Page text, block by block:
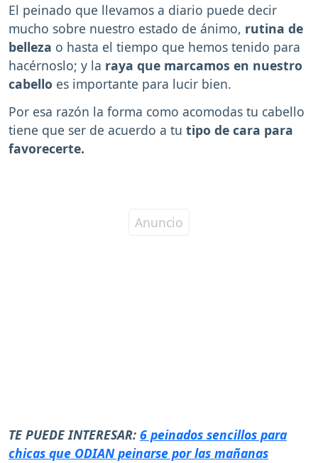
El peinado que llevamos a diario puede decir
mucho sobre nuestro estado de ánimo, rutina de
belleza o hasta el tiempo que hemos tenido para
hacérnoslo; y la raya que marcamos en nuestro
cabello es importante para lucir bien.
Por esa razón la forma como acomodas tu cabello
tiene que ser de acuerdo a tu tipo de cara para
favorecerte.
TE PUEDE INTERESAR: 6 peinados sencillos para
chicas que ODIAN peinarse por las mañanas